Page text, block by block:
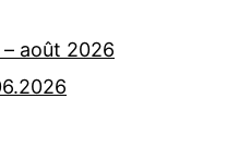
août 2026